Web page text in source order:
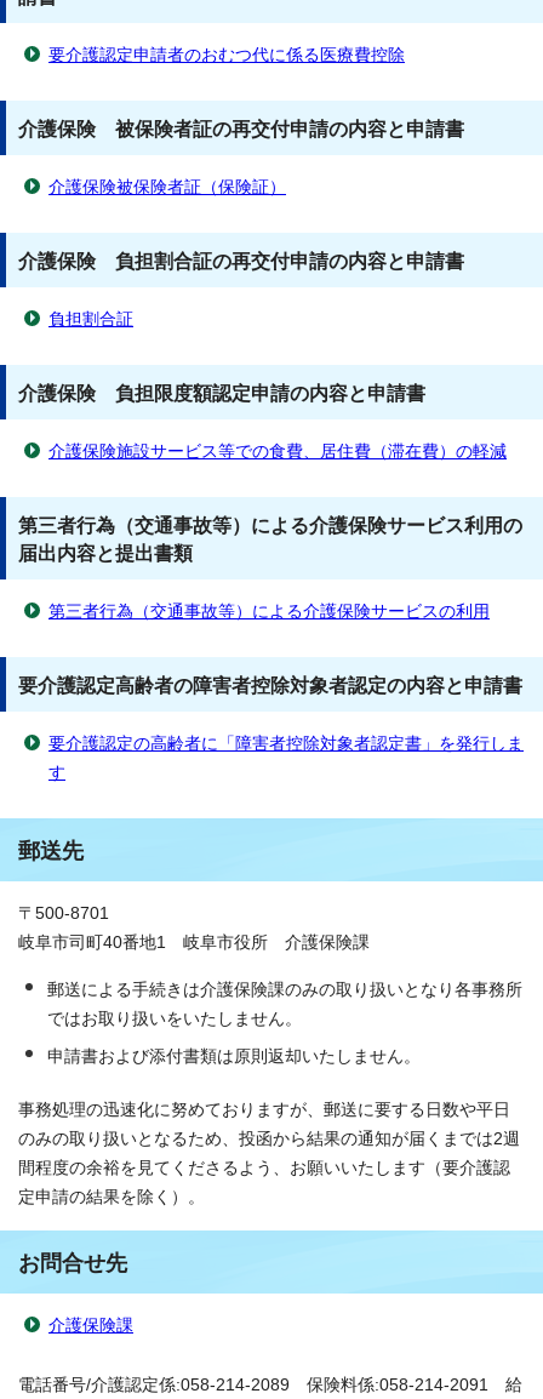
要介護認定申請者のおむつ代に係る医療費控除
介護保険 被保険者証の再交付申請の内容と申請書
介護保険被保険者証（保険証）
介護保険 負担割合証の再交付申請の内容と申請書
負担割合証
介護保険 負担限度額認定申請の内容と申請書
介護保険施設サービス等での食費、居住費（滞在費）の軽減
第三者行為（交通事故等）による介護保険サービス利用の
届出内容と提出書類
第三者行為（交通事故等）による介護保険サービスの利用
要介護認定高齢者の障害者控除対象者認定の内容と申請書
要介護認定の高齢者に「障害者控除対象者認定書」を発行しま
す
郵送先
〒500-8701
岐阜市司町40番地1 岐阜市役所 介護保険課
郵送による手続きは介護保険課のみの取り扱いとなり各事務所
ではお取り扱いをいたしません。
申請書および添付書類は原則返却いたしません。
事務処理の迅速化に努めておりますが、郵送に要する日数や平日
のみの取り扱いとなるため、投函から結果の通知が届くまでは2週
間程度の余裕を見てくださるよう、お願いいたします（要介護認
定申請の結果を除く）。
お問合せ先
介護保険課
電話番号/介護認定係:058-214-2089 保険料係:058-214-2091 給